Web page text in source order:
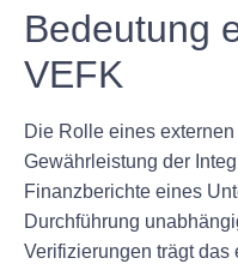
Bedeutung
VEFK
Die Rolle eines
Gewährleistung der
Finanzberichte eines
Durchführung
Verifizierungen trägt